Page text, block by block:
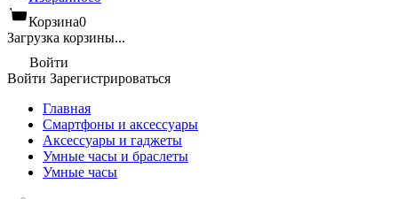
Корзина0
Загрузка корзины...
Войти
Войти Зарегистрироваться
Главная
Смартфоны и аксессуары
Аксессуары и гаджеты
Умные часы и браслеты
Умные часы